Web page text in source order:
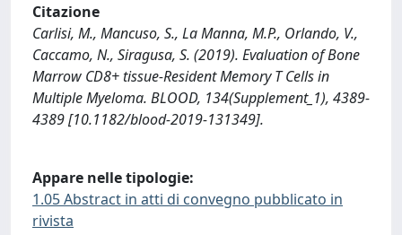
Citazione
Carlisi, M., Mancuso, S., La Manna, M.P., Orlando, V.,
Caccamo, N., Siragusa, S. (2019). Evaluation of Bone
Marrow CD8+ tissue-Resident Memory T Cells in
Multiple Myeloma. BLOOD, 134(Supplement_1), 4389-
4389 [10.1182/blood-2019-131349].
Appare nelle tipologie:
1.05 Abstract in atti di convegno pubblicato in
rivista